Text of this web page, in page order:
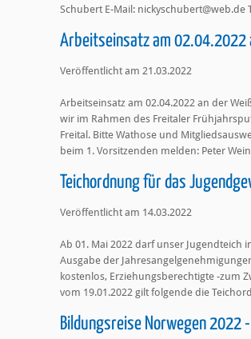
Schubert E-Mail: nickyschubert@web.de
Arbeitseinsatz am 02.04.2022
Veröffentlicht am 21.03.2022
Arbeitseinsatz am 02.04.2022 an der
wir im Rahmen des Freitaler
Freital. Bitte Wathose und
beim 1. Vorsitzenden melden: Peter
Teichordnung für das
Veröffentlicht am 14.03.2022
Ab 01. Mai 2022 darf unser
Ausgabe der
kostenlos, Erziehungsberechtigte -zum
vom 19.01.2022 gilt folgende die
Bildungsreise Norwegen 2022